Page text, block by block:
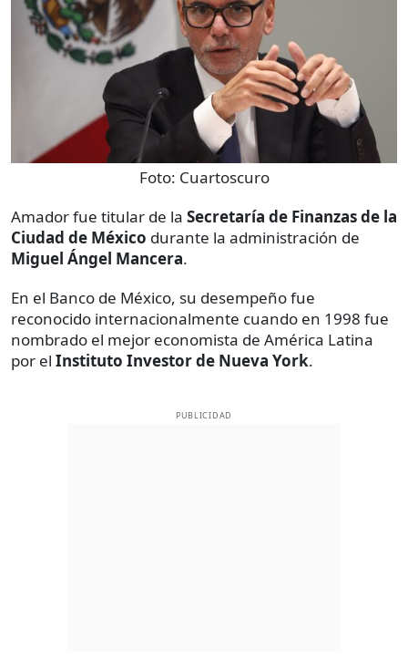
Foto: Cuartoscuro
Amador fue titular de la Secretaría de Finanzas de la
Ciudad de México durante la administración de
Miguel Ángel Mancera.
En el Banco de México, su desempeño fue
reconocido internacionalmente cuando en 1998 fue
nombrado el mejor economista de América Latina
por el Instituto Investor de Nueva York.
PUBLICIDAD